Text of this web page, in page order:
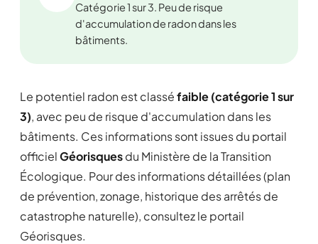
Catégorie 1 sur 3. Peu de risque
d'accumulation de radon dans les
bâtiments.
Le potentiel radon est classéfaible (catégorie 1 sur
3), avec peu de risque d'accumulation dans les
bâtiments. Ces informations sont issues du portail
officielGéorisquesdu Ministère de la Transition
Écologique. Pour des informations détaillées (plan
de prévention, zonage, historique des arrêtés de
catastrophe naturelle), consultez le portail
Géorisques.